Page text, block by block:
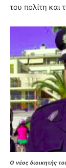
του πολίτη και
Ο νέος διοικητής